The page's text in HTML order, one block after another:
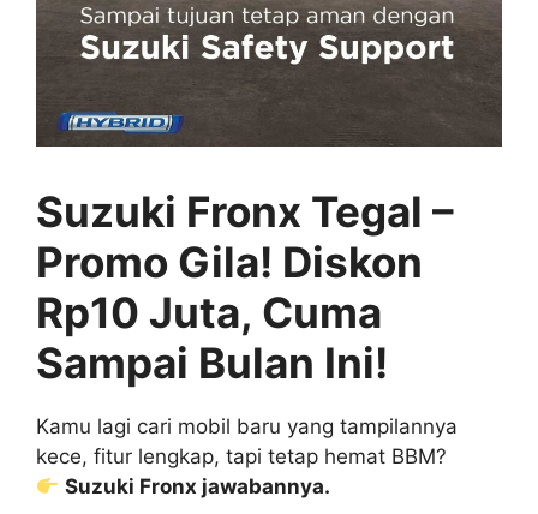
Suzuki Fronx Tegal –
Promo Gila! Diskon
Rp10 Juta, Cuma
Sampai Bulan Ini!
Kamu lagi cari mobil baru yang tampilannya
kece, fitur lengkap, tapi tetap hemat BBM?
Suzuki Fronx jawabannya.